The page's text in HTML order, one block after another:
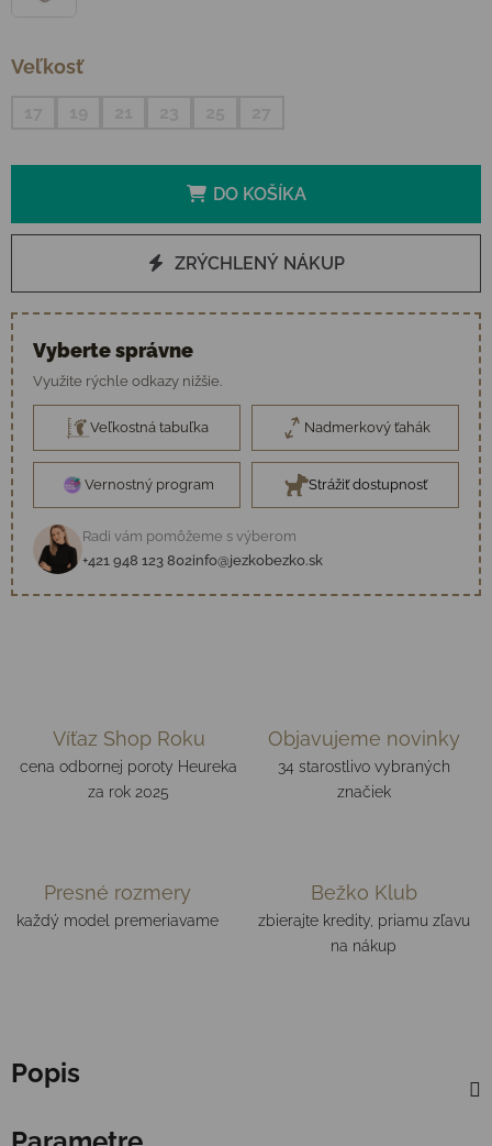
Veľkosť
DO KOŠÍKA
ZRÝCHLENÝ NÁKUP
Vyberte správne
Využite rýchle odkazy nižšie.
Veľkostná tabuľka Nadmerkový ťahák
Vernostný program Strážiť dostupnosť
Radi vám pomôžeme s výberom
+421 948 123 802info@jezkobezko.sk
Víťaz Shop Roku
cena odbornej poroty Heureka
za rok 2025
Objavujeme novinky
34 starostlivo vybraných
značiek
Presné rozmery
každý model premeriavame
Bežko Klub
zbierajte kredity, priamu zľavu
na nákup
Popis